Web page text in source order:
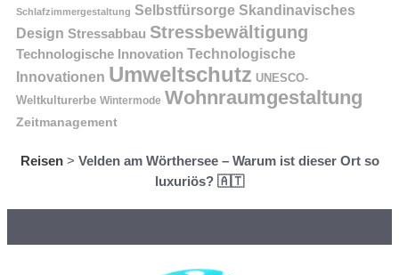
Schlafzimmergestaltung Selbstfürsorge Skandinavisches
Design Stressabbau Stressbewältigung
Technologische Innovation Technologische
Innovationen Umweltschutz UNESCO-
Weltkulturerbe Wintermode Wohnraumgestaltung
Zeitmanagement
Reisen> Velden am Wörthersee – Warum ist dieser Ort so
luxuriös? 🇦🇹